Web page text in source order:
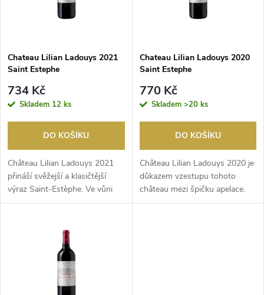
p
r
o
d
u
s
p
r
d
u
Chateau Lilian Ladouys 2021
Saint Estephe
734 Kč
Skladem 12 ks
DO KOŠÍKU
Château Lilian Ladouys 2021
přináší svěžejší a klasičtější
výraz Saint-Estèphe. Ve vůni
dominují tón...
Chateau Lilian Ladouys 2020
Saint Estephe
770 Kč
Skladem >20 ks
DO KOŠÍKU
Château Lilian Ladouys 2020 je
důkazem vzestupu tohoto
château mezi špičku apelace.
Víno působí konc...